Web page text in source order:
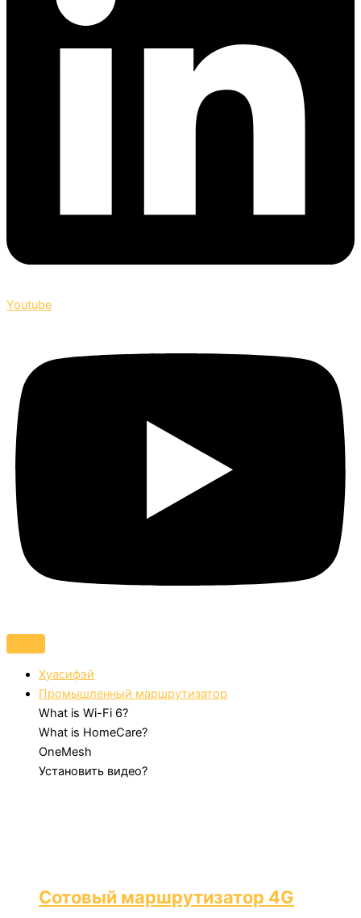
Youtube
Хуасифэй
Промышленный маршрутизатор
What is Wi-Fi 6?
What is HomeCare?
OneMesh
Установить видео?
Сотовый маршрутизатор 4G